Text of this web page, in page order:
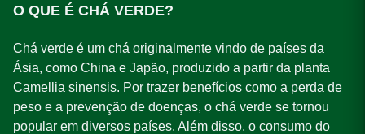
O QUE É CHÁ VERDE?
Chá verde é um chá originalmente vindo de países da
Ásia, como China e Japão, produzido a partir da planta
Camellia sinensis. Por trazer benefícios como a perda de
peso e a prevenção de doenças, o chá verde se tornou
popular em diversos países. Além disso, o consumo do